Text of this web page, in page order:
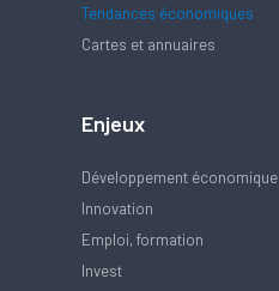
Tendances économiques
Cartes et annuaires
Enjeux
Développement économique
Innovation
Emploi, formation
Invest